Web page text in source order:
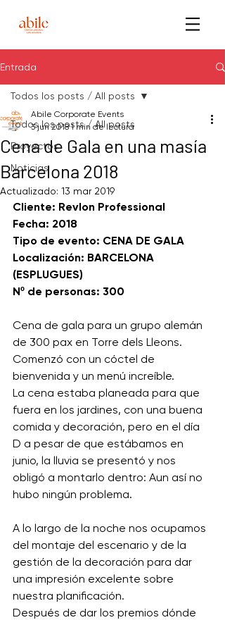
Entrada
Todos los posts / All posts
Proyectos
Noticias
Todos los posts / All posts
Cena de Gala en una masía
Barcelona 2018
Abile Corporate Events
3 jun 2018 1 min de lectura
Actualizado: 13 mar 2019
Cliente: Revlon Professional
Fecha: 2018
Tipo de evento: CENA DE GALA
Localización: BARCELONA
(ESPLUGUES)
Nº de personas: 300
Cena de gala para un grupo alemán
de 300 pax en Torre dels Lleons.
Comenzó con un cóctel de
bienvenida y un menú increíble.
La cena estaba planeada para que
fuera en los jardines, con una buena
comida y decoración, pero en el día
D a pesar de que estábamos en
junio, la lluvia se presentó y nos
obligó a montarlo dentro: Aun así no
hubo ningún problema.
A lo largo de la noche nos ocupamos
del montaje del escenario y de la
gestión de la decoración para dar
una impresión excelente sobre
nuestra planificación.
Después de dar los premios dónde